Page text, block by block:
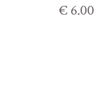
€ 6.00